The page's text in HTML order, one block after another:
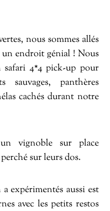
nous sommes allés
endroit génial ! Nous
safari 4*4 pick-up pour
sauvages, panthères
cachés durant notre
vignoble sur place
sur leurs dos.
expérimentés aussi est
avec les petits restos